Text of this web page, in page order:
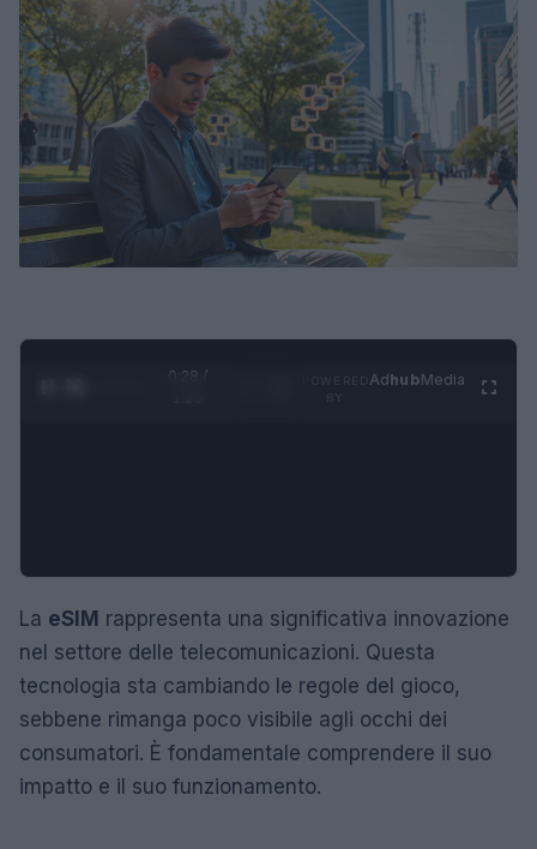
0:29 /
AdhubMedia
La eSIM rappresenta una significativa innovazione
nel settore delle telecomunicazioni. Questa
tecnologia sta cambiando le regole del gioco,
sebbene rimanga poco visibile agli occhi dei
consumatori. È fondamentale comprendere il suo
impatto e il suo funzionamento.